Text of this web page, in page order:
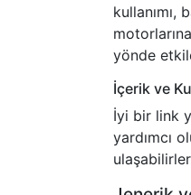
kullanımı,
yönde
İçerik ve
İyi bir link
yardımcı